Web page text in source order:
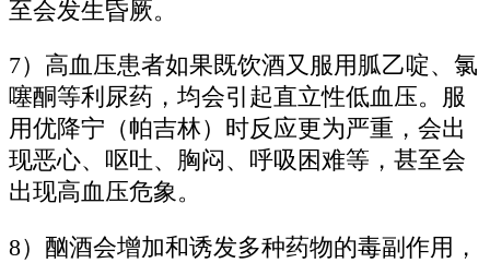
至会发生昏厥。
7）高血压患者如果既饮酒又服用胍乙啶、氯
噻酮等利尿药，均会引起直立性低血压。服
用优降宁（帕吉林）时反应更为严重，会出
现恶心、呕吐、胸闷、呼吸困难等，甚至会
出现高血压危象。
8）酗酒会增加和诱发多种药物的毒副作用，